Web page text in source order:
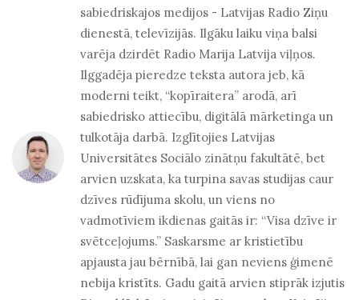
sabiedriskajos medijos - Latvijas Radio Ziņu
dienestā, televīzijās. Ilgāku laiku viņa balsi
varēja dzirdēt Radio Marija Latvija viļņos.
Ilggadēja pieredze teksta autora jeb, kā
moderni teikt, “kopīraitera” arodā, arī
sabiedrisko attiecību, digitālā mārketinga un
tulkotāja darbā. Izglītojies Latvijas
Universitātes Sociālo zinātņu fakultātē, bet
arvien uzskata, ka turpina savas studijas caur
dzīves rūdījuma skolu, un viens no
vadmotīviem ikdienas gaitās ir: “Visa dzīve ir
svētceļojums.” Saskarsme ar kristietību
apjausta jau bērnībā, lai gan neviens ģimenē
nebija kristīts. Gadu gaitā arvien stiprāk izjutis